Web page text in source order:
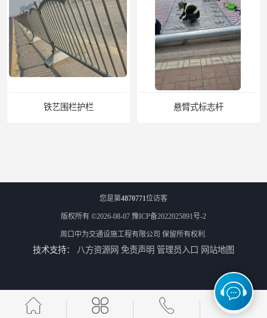
铁艺围栏护栏 悬臂式标志杆
您是第4870771位访客
版权所有 ©2026-08-07 豫ICP备2022025891号-2
周口中为交通设施工程有限公司 保留所有权利.
技术支持： 八方资源网 免责声明 管理员入口 网站地图